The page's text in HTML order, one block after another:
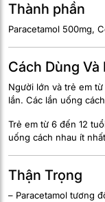
Thành phần
Paracetamol 500mg,
Cách Dùng Và
Người lớn và trẻ em
lần. Các lần uống
Trẻ em từ 6 đến 12
uống cách nhau ít
Thận Trọng
– Paracetamol tương